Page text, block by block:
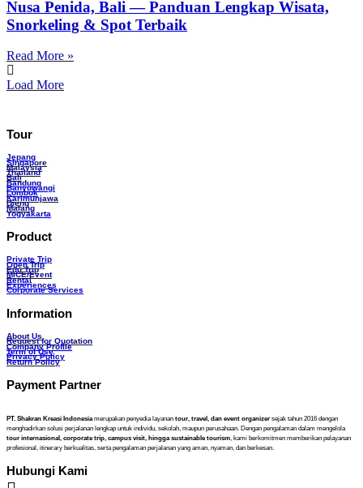
Nusa Penida, Bali — Panduan Lengkap Wisata,
Snorkeling & Spot Terbaik
Read More »
Load More
Tour
Jepang
Singapore
Malaysia
Thailand
Bali
Bandung
Banyuwangi
Lombok
Karimunjawa
Dieng
Malang
Yogyakarta
Product
Private Trip
Open Trip
Edu Trip
MICE/Event
Rental
Experiences
Corporate Services
Information
About Us
Request for Quotation
Company Profile
Term of Use
Privacy Policy
Return Policy
Payment Partner
PT. Shakran Kreasi Indonesiamerupakan penyedia layanan tour, travel, dan event organizer sejak tahun 2016 dengan
menghadirkan solusi perjalanan lengkap untuk individu, sekolah, maupun perusahaan. Dengan pengalaman dalam mengelola
tour internasional, corporate trip, campus visit, hingga sustainable tourism, kami berkomitmen memberikan pelayanan
profesional, itinerary berkualitas, serta pengalaman perjalanan yang aman, nyaman, dan berkesan.
Hubungi Kami